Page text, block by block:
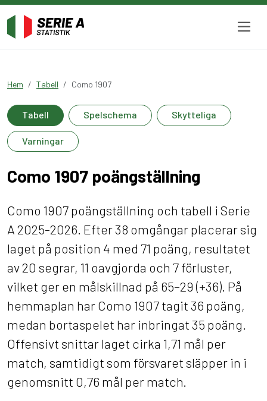
Hem Tabell Como 1907
Tabell Spelschema Skytteliga
Varningar
Como 1907 poängställning
Como 1907 poängställning och tabell i Serie
A 2025-2026. Efter 38 omgångar placerar sig
laget på position 4 med 71 poäng, resultatet
av 20 segrar, 11 oavgjorda och 7 förluster,
vilket ger en målskillnad på 65–29 (+36). På
hemmaplan har Como 1907 tagit 36 poäng,
medan bortaspelet har inbringat 35 poäng.
Offensivt snittar laget cirka 1,71 mål per
match, samtidigt som försvaret släpper in i
genomsnitt 0,76 mål per match.